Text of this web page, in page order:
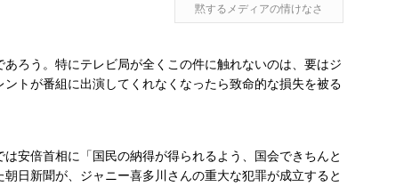
黙するメディアの情けなさ
ろう。特にテレビ局が全くこの件に触れないのは、要はジ
トが番組に出演してくれなくなったら致命的な損失を被る
安倍首相に「国民の納得が得られるよう、国会できちんと
日新聞が、ジャニー喜多川さんの重大な犯罪が成立すると